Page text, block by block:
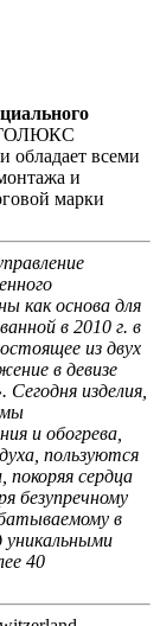
всеми
и
марки
как основа для
в 2010 г. в
из двух
в девизе
изделия,
и обогрева,
пользуются
сердца
безупречному
в
уникальными
40